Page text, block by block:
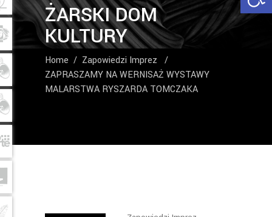
ŻARSKI DOM
KULTURY
Home / Zapowiedzi Imprez
/
ZAPRASZAMY NA WERNISAŻ WYSTAWY
MALARSTWA RYSZARDA TOMCZAKA